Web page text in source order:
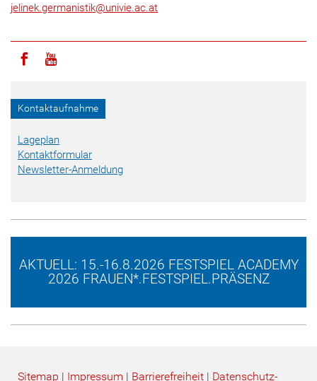
jelinek.germanistik@univie.ac.at
Icon facebook
Icon youtube
Kontaktaufnahme
Lageplan
Kontaktformular
Newsletter-Anmeldung
AKTUELL: 15.-16.8.2026 FESTSPIEL ACADEMY
2026 FRAUEN*.FESTSPIEL.PRÄSENZ
Sitemap | Impressum | Barrierefreiheit | Datenschutz­